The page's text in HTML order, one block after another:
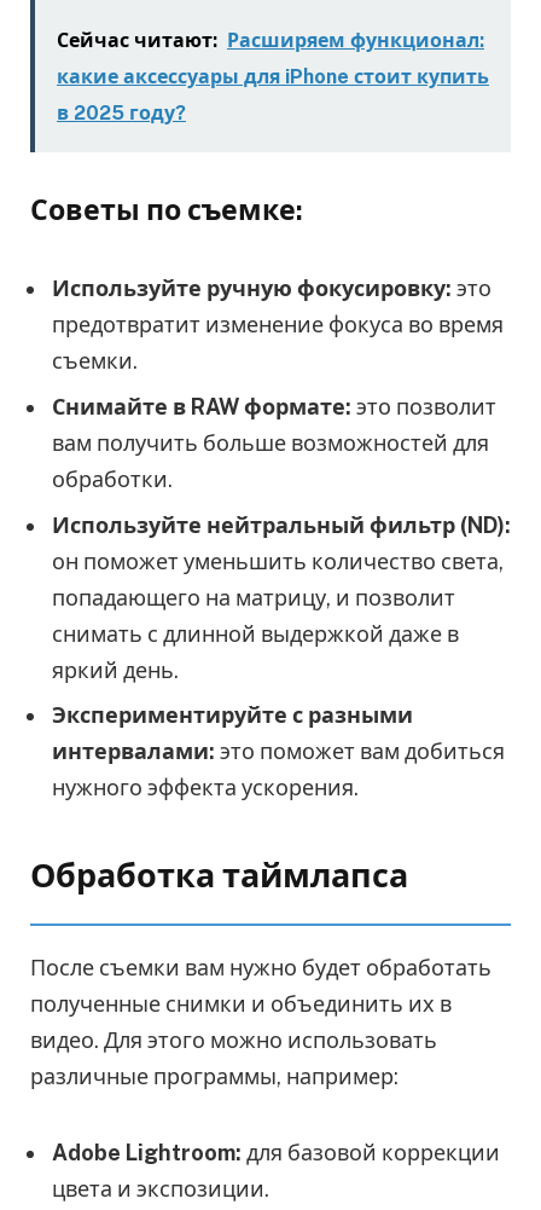
Сейчас читают: Расширяем функционал:
какие аксессуары для iPhone стоит купить
в 2025 году?
Советы по съемке:
Используйте ручную фокусировку: это
предотвратит изменение фокуса во время
съемки.
Снимайте в RAW формате: это позволит
вам получить больше возможностей для
обработки.
Используйте нейтральный фильтр (ND):
он поможет уменьшить количество света,
попадающего на матрицу, и позволит
снимать с длинной выдержкой даже в
яркий день.
Экспериментируйте с разными
интервалами: это поможет вам добиться
нужного эффекта ускорения.
Обработка таймлапса
После съемки вам нужно будет обработать
полученные снимки и объединить их в
видео. Для этого можно использовать
различные программы, например:
Adobe Lightroom: для базовой коррекции
цвета и экспозиции.